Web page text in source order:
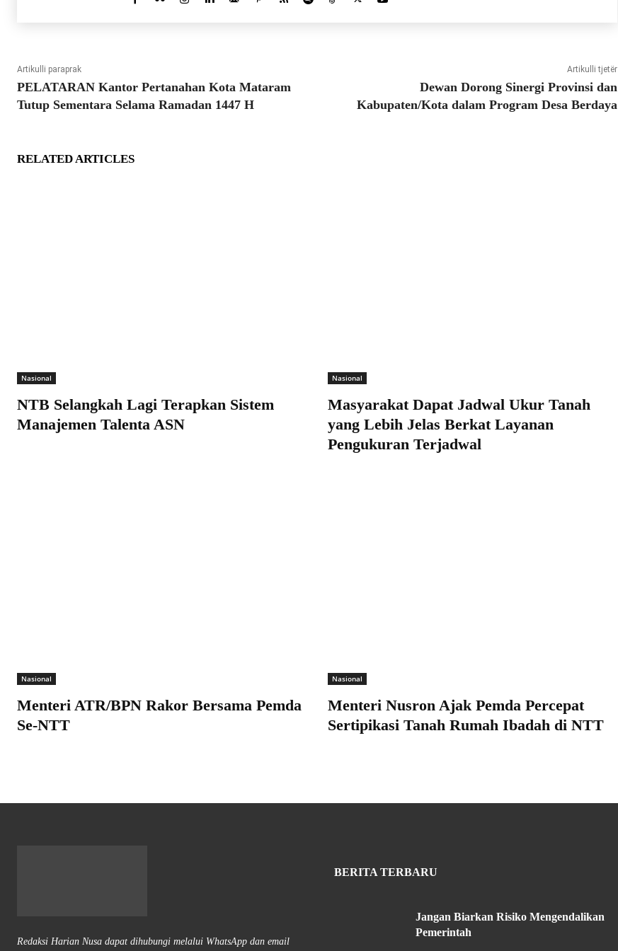
Artikulli paraprak
PELATARAN Kantor Pertanahan Kota Mataram
Tutup Sementara Selama Ramadan 1447 H
Artikulli tjetër
Dewan Dorong Sinergi Provinsi dan
Kabupaten/Kota dalam Program Desa Berdaya
RELATED ARTICLES
Nasional
NTB Selangkah Lagi Terapkan Sistem
Manajemen Talenta ASN
Nasional
Masyarakat Dapat Jadwal Ukur Tanah
yang Lebih Jelas Berkat Layanan
Pengukuran Terjadwal
Nasional
Menteri ATR/BPN Rakor Bersama Pemda
Se-NTT
Nasional
Menteri Nusron Ajak Pemda Percepat
Sertipikasi Tanah Rumah Ibadah di NTT
Redaksi Harian Nusa dapat dihubungi melalui WhatsApp dan email
BERITA TERBARU
Jangan Biarkan Risiko Mengendalikan
Pemerintah